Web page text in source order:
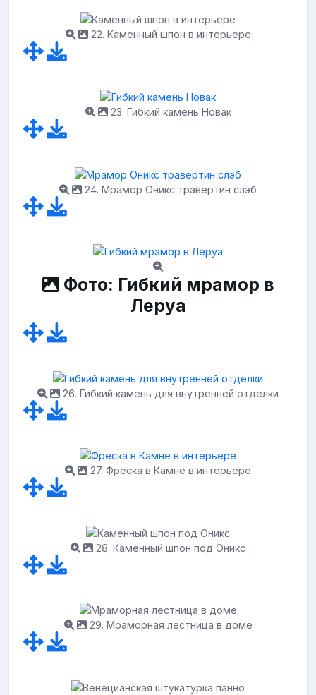
22. Каменный шпон в интерьере
23. Гибкий камень Новак
24. Мрамор Оникс травертин слэб
Фото: Гибкий мрамор в
Леруа
26. Гибкий камень для внутренней отделки
27. Фреска в Камне в интерьере
28. Каменный шпон под Оникс
29. Мраморная лестница в доме